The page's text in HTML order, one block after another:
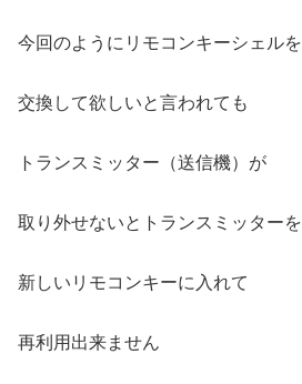
今回のようにリモコンキーシェルを
交換して欲しいと言われても
トランスミッター（送信機）が
取り外せないとトランスミッターを
新しいリモコンキーに入れて
再利用出来ません